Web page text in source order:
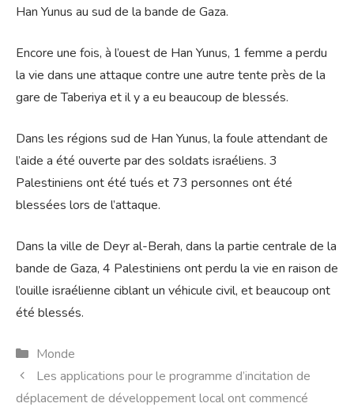
Han Yunus au sud de la bande de Gaza.
Encore une fois, à l’ouest de Han Yunus, 1 femme a perdu
la vie dans une attaque contre une autre tente près de la
gare de Taberiya et il y a eu beaucoup de blessés.
Dans les régions sud de Han Yunus, la foule attendant de
l’aide a été ouverte par des soldats israéliens. 3
Palestiniens ont été tués et 73 personnes ont été
blessées lors de l’attaque.
Dans la ville de Deyr al-Berah, dans la partie centrale de la
bande de Gaza, 4 Palestiniens ont perdu la vie en raison de
l’ouille israélienne ciblant un véhicule civil, et beaucoup ont
été blessés.
Catégories
Monde
Les applications pour le programme d’incitation de
déplacement de développement local ont commencé